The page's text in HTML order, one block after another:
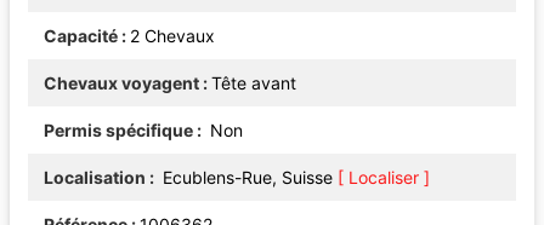
Capacité 2 Chevaux
Chevaux voyagent Tête avant
Permis spécifique Non
Localisation Ecublens-Rue, Suisse [ Localiser ]